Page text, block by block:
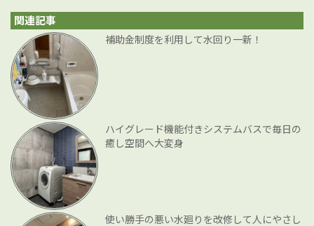
関連記事
補助金制度を利用して水回り一新！
ハイグレード機能付きシステムバスで毎日の
癒し空間へ大変身
使い勝手の悪い水廻りを改修して人にやさし